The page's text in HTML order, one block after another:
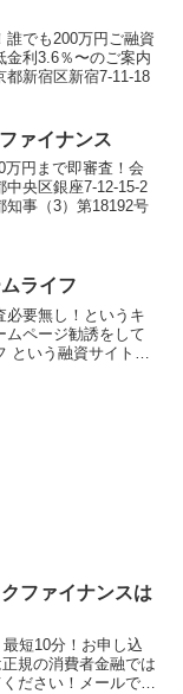
誰でも200万円ご融資
金利3.6％〜のご案内
都新宿区新宿7-11-18
ァイナンス
円まで即審査！会
央区銀座7-12-15-2
知事（3）第18192号
ライフ
必要無し！というキ
ムページ勧誘をして
という融資サイトは
ファイナンスは
短10分！お申し込
規の消費者金融では
ださい！メールで送